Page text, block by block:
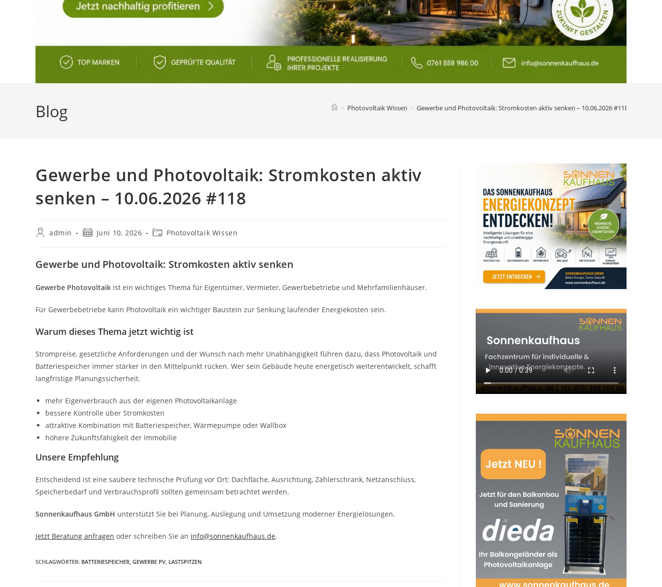
Blog > Photovoltaik Wissen > Gewerbe und Photovoltaik: Stromkosten aktiv senken – 10.06.2026 #118
Gewerbe und Photovoltaik: Stromkosten aktiv
senken – 10.06.2026 #118
Beitrags-
admin
BeitragJuni 10, 2026
Beitrags-
Photovoltaik Wissen
Gewerbe und Photovoltaik: Stromkosten aktiv senken
Gewerbe Photovoltaik ist ein wichtiges Thema für Eigentümer, Vermieter, Gewerbebetriebe und Mehrfamilienhäuser.
Für Gewerbebetriebe kann Photovoltaik ein wichtiger Baustein zur Senkung laufender Energiekosten sein.
Warum dieses Thema jetzt wichtig ist
Strompreise, gesetzliche Anforderungen und der Wunsch nach mehr Unabhängigkeit führen dazu, dass Photovoltaik und
Batteriespeicher immer stärker in den Mittelpunkt rücken. Wer sein Gebäude heute energetisch weiterentwickelt, schafft
langfristige Planungssicherheit.
mehr Eigenverbrauch aus der eigenen Photovoltaikanlage
bessere Kontrolle über Stromkosten
attraktive Kombination mit Batteriespeicher, Wärmepumpe oder Wallbox
höhere Zukunftsfähigkeit der Immobilie
Unsere Empfehlung
Entscheidend ist eine saubere technische Prüfung vor Ort: Dachfläche, Ausrichtung, Zählerschrank, Netzanschluss,
Speicherbedarf und Verbrauchsprofil sollten gemeinsam betrachtet werden.
Sonnenkaufhaus GmbH unterstützt Sie bei Planung, Auslegung und Umsetzung moderner Energielösungen.
Jetzt Beratung anfragen oder schreiben Sie an info@sonnenkaufhaus.de.
SCHLAGWÖRTER: BATTERIESPEICHER, GEWERBE PV, LASTSPITZEN